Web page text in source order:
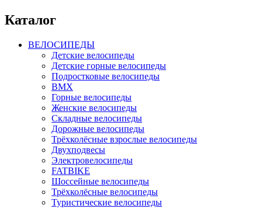
Каталог
ВЕЛОСИПЕДЫ
Детские велосипеды
Детские горные велосипеды
Подростковые велосипеды
BMX
Горные велосипеды
Женские велосипеды
Складные велосипеды
Дорожные велосипеды
Трёхколёсные взрослые велосипеды
Двухподвесы
Электровелосипеды
FATBIKE
Шоссейные велосипеды
Трёхколёсные велосипеды
Туристические велосипеды